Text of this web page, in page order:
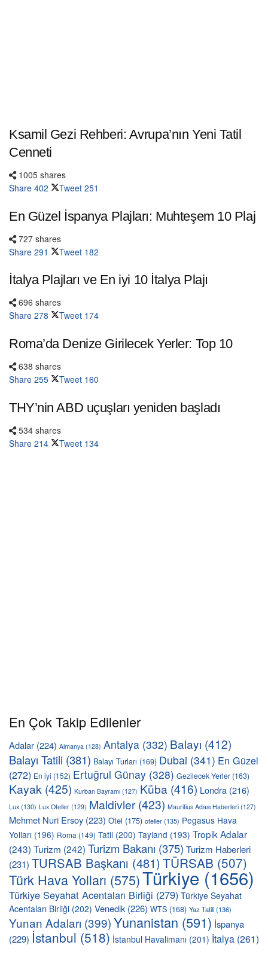
Ksamil Gezi Rehberi: Avrupa’nın Yeni Tatil
Cenneti
1005 shares
Share 402 Tweet 251
En Güzel İspanya Plajları: Muhteşem 10 Plaj
727 shares
Share 291 Tweet 182
İtalya Plajları ve En iyi 10 İtalya Plajı
696 shares
Share 278 Tweet 174
Roma’da Denize Girilecek Yerler: Top 10
638 shares
Share 255 Tweet 160
THY’nin ABD uçuşları yeniden başladı
534 shares
Share 214 Tweet 134
En Çok Takip Edilenler
Adalar (224) Almanya (128) Antalya (332) Balayı (412)
Balayı Tatili (381) Balayı Turları (169) Dubai (341) En Güzel
(272) En iyi (152) Ertuğrul Günay (328) Gezilecek Yerler (163)
Kayak (425) Kurban Bayramı (127) Küba (416) Londra (216)
Lux (130) Lux Oteller (129) Maldivler(423) Mauritius Adası Haberleri (127)
Mehmet Nuri Ersoy (223) Otel (175) oteller(135) Pegasus Hava
Yolları (196) Roma (149) Tatil (200) Tayland (193) Tropik Adalar
(243) Turizm (242) Turizm Bakanı (375) Turizm Haberleri
(231) TURSAB Başkanı (481)TÜRSAB (507)
Türk Hava Yolları (575)Türkiye (1656)
Türkiye Seyahat Acentaları Birliği (279) Türkiye Seyahat
Acentaları Birliği (202) Venedik (226) WTS (168) Yaz Tatili(136)
Yunan Adaları (399)Yunanistan (591) İspanya
(229) İstanbul (518) İstanbul Havalimanı (201) İtalya (261)